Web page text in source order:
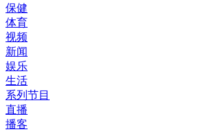
保健
体育
视频
新闻
娱乐
生活
系列节目
直播
播客